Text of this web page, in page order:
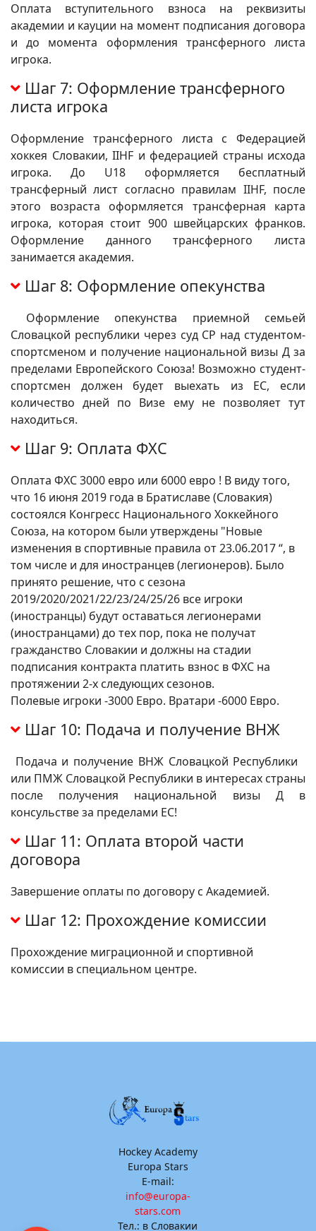
Оплата вступительного взноса на реквизиты
академии и кауции на момент подписания договора
и до момента оформления трансферного листа
игрока.
Шаг 7: Оформление трансферного
листа игрока
Оформление трансферного листа с Федерацией
хоккея Словакии, IIHF и федерацией страны исхода
игрока. До U18 оформляется бесплатный
трансферный лист согласно правилам IIHF, после
этого возраста оформляется трансферная карта
игрока, которая стоит 900 швейцарских франков.
Оформление данного трансферного листа
занимается академия.
Шаг 8: Оформление опекунства
Оформление опекунства приемной семьей
Словацкой республики через суд СР над студентом-
спортсменом и получение национальной визы Д за
пределами Европейского Союза! Возможно студент-
спортсмен должен будет выехать из ЕС, если
количество дней по Визе ему не позволяет тут
находиться.
Шаг 9: Оплата ФХС
Оплата ФХС 3000 евро или 6000 евро ! В виду того,
что 16 июня 2019 года в Братиславе (Словакия)
состоялся Конгресс Национального Хоккейного
Союза, на котором были утверждены "Новые
изменения в спортивные правила от 23.06.2017 “, в
том числе и для иностранцев (легионеров). Было
принято решение, что с сезона
2019/2020/2021/22/23/24/25/26 все игроки
(иностранцы) будут оставаться легионерами
(иностранцами) до тех пор, пока не получат
гражданство Словакии и должны на стадии
подписания контракта платить взнос в ФХС на
протяжении 2-х следующих сезонов.
Полевые игроки -3000 Евро. Вратари -6000 Евро.
Шаг 10: Подача и получение ВНЖ
Подача и получение ВНЖ Словацкой Республики
или ПМЖ Словацкой Республики в интересах страны
после получения национальной визы Д в
консульстве за пределами ЕС!
Шаг 11: Оплата второй части
договора
Завершение оплаты по договору с Академией.
Шаг 12: Прохождение комиссии
Прохождение миграционной и спортивной
комиссии в специальном центре.
Hockey Academy
Europa Stars
E-mail:
info@europa-
stars.com
Тел.: в Словакии